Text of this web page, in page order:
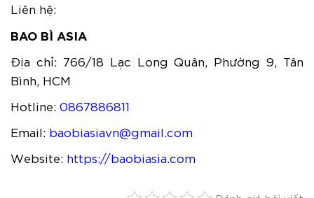
Liên hệ:
BAO BÌ ASIA
Địa chỉ: 766/18 Lạc Long Quân, Phường 9, Tân
Bình, HCM
Hotline: 0867886811
Email: baobiasiavn@gmail.com
Website: https://baobiasia.com